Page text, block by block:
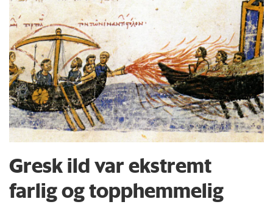
Gresk ild var ekstremt
farlig og topphemmelig